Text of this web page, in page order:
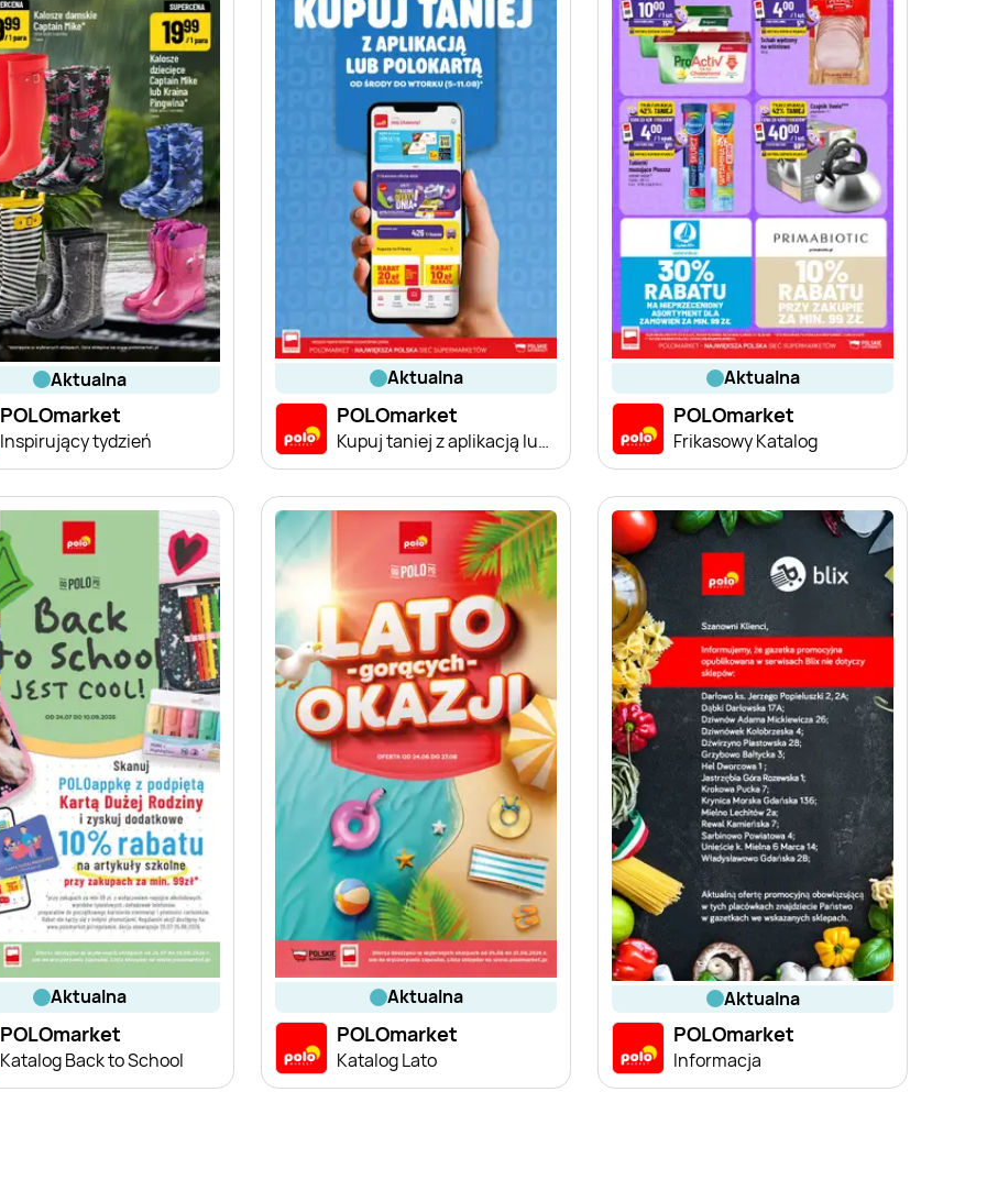
aktualna
POLOmarket
Inspirujący tydzień
aktualna
POLOmarket
Kupuj taniej z aplikacją lub polokartą
aktualna
POLOmarket
Frikasowy Katalog
aktualna
POLOmarket
Katalog Back to School
aktualna
POLOmarket
Katalog Lato
aktualna
POLOmarket
Informacja